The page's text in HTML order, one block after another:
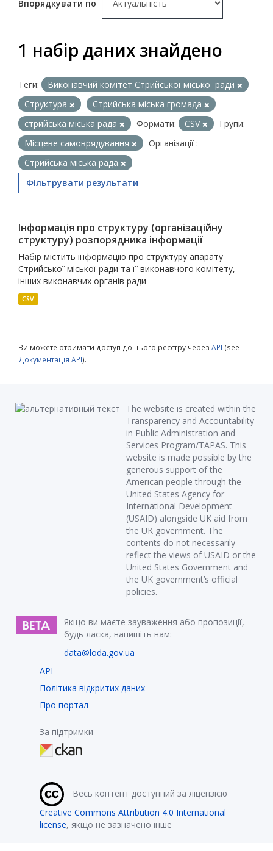
Впорядкувати по
1 набір даних знайдено
Теги:
Виконавчий комітет Стрийської міської ради
Структура
Стрийська міська громада
стрийська міська рада
Формати: CSV
Групи:
Місцеве самоврядування
Організації :
Стрийська міська рада
Фільтрувати результати
Інформація про структуру (організаційну
структуру) розпорядника інформації
Набір містить інформацію про структуру апарату
Стрийської міської ради та її виконавчого комітету,
інших виконавчих органів ради
CSV
Ви можете отримати доступ до цього реєстру через API (see
Документація API).
The website is created within the
Transparency and Accountability
in Public Administration and
Services Program/TAPAS. This
website is made possible by the
generous support of the
American people through the
United States Agency for
International Development
(USAID) alongside UK aid from
the UK government. The
contents do not necessarily
reflect the views of USAID or the
United States Government and
the UK government’s official
policies.
Якщо ви маєте зауваження або пропозиції,
будь ласка, напишіть нам:
data@loda.gov.ua
API
Політика відкритих даних
Про портал
За підтримки
Весь контент доступний за ліцензією
Creative Commons Attribution 4.0 International
license, якщо не зазначено інше